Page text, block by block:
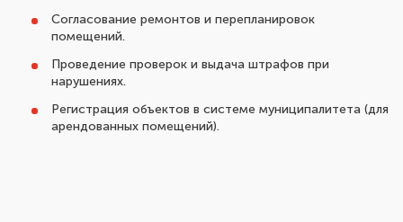
Согласование ремонтов и перепланировок
помещений.
Проведение проверок и выдача штрафов при
нарушениях.
Регистрация объектов в системе муниципалитета (для
арендованных помещений).